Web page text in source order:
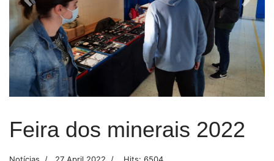
Previous Next
Feira dos minerais 2022
Notícias 27 April 2022 Hits: 6504